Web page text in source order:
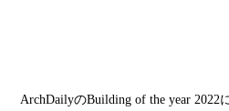
ArchDailyのBuilding of the year 2022